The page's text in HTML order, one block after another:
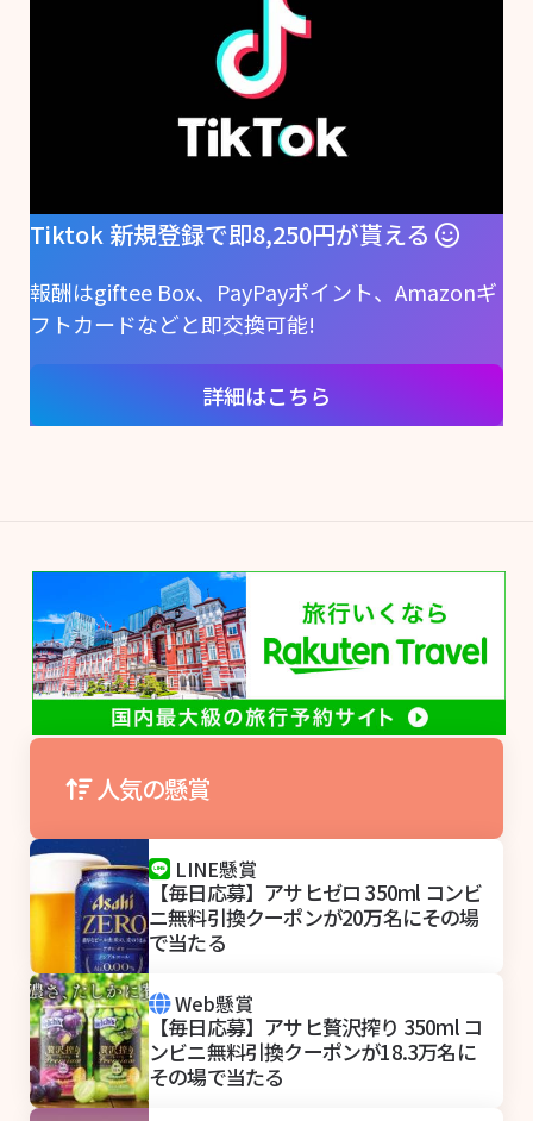
Tiktok 新規登録で即8,250円が貰える
報酬はgiftee Box、PayPayポイント、Amazonギ
フトカードなどと即交換可能!
詳細はこちら
人気の懸賞
LINE懸賞
【毎日応募】アサヒゼロ 350ml コンビ
ニ無料引換クーポンが20万名にその場
で当たる
Web懸賞
【毎日応募】アサヒ贅沢搾り 350ml コ
ンビニ無料引換クーポンが18.3万名に
その場で当たる